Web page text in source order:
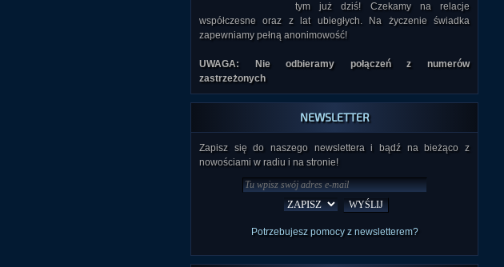
tym już dziś! Czekamy na relacje
współczesne oraz z lat ubiegłych. Na życzenie świadka
zapewniamy pełną anonimowość!
UWAGA: Nie odbieramy połączeń z numerów
zastrzeżonych
NEWSLETTER
Zapisz się do naszego newslettera i bądź na bieżąco z
nowościami w radiu i na stronie!
Potrzebujesz pomocy z newsletterem?